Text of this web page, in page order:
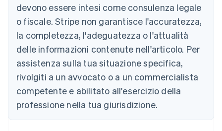
devono essere intesi come consulenza legale
o fiscale. Stripe non garantisce l'accuratezza,
la completezza, l'adeguatezza o l'attualità
delle informazioni contenute nell'articolo. Per
assistenza sulla tua situazione specifica,
rivolgiti a un avvocato o a un commercialista
competente e abilitato all'esercizio della
professione nella tua giurisdizione.
Belgio
Nederlands Français English
Brasile
PortuguêsEnglish
Bulgaria
Canada
EnglishFrançais
Cina continentale
简体中文English
Cipro